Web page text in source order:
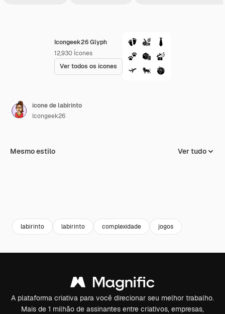
Icongeek26 Glyph
12,930 Ícones
Ver todos os ícones
ícone de labirinto
Icongeek26
Mesmo estilo Ver tudo
labirinto labirinto complexidade jogos
A plataforma criativa para você direcionar seu melhor trabalho.
Mais de 1 milhão de assinantes entre criativos, empresas,